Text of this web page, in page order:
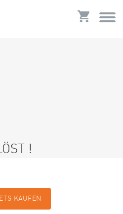
!
KAUFEN